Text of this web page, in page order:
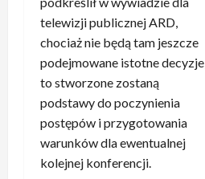
telewizji publicznej ARD,
chociaż nie będą tam jeszcze
podejmowane istotne decyzje,
to stworzone zostaną
podstawy do poczynienia
postępów i przygotowania
warunków dla ewentualnej
kolejnej konferencji.